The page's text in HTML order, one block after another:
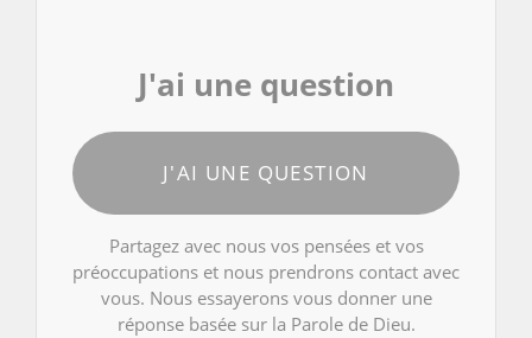
J'ai une question
J'AI UNE QUESTION
Partagez avec nous vos pensées et vos
préoccupations et nous prendrons contact avec
vous. Nous essayerons vous donner une
réponse basée sur la Parole de Dieu.